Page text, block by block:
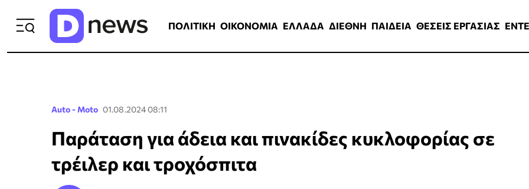
ΠΟΛΙΤΙΚΗ ΟΙΚΟΝΟΜΙΑ ΕΛΛΑΔΑ ΔΙΕΘΝΗ ΠΑΙΔΕΙΑ ΘΕΣΕΙΣ ΕΡΓΑΣΙΑΣ
Auto - Moto 01.08.2024 08:11
Παράταση για άδεια και πινακίδες κυκλοφορίας σε
τρέιλερ και τροχόσπιτα